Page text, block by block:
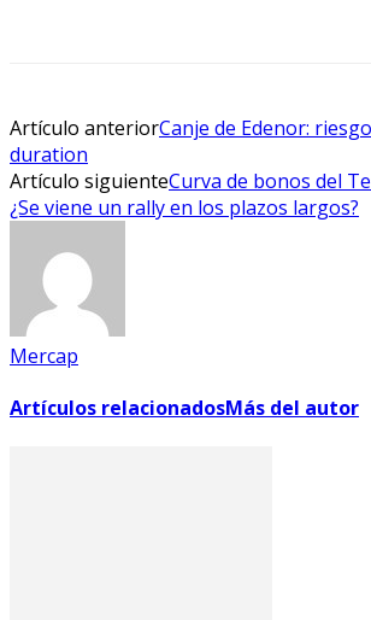
Artículo anteriorCanje de Edenor:
duration
Artículo siguienteCurva de bonos del
¿Se viene un rally en los plazos largos?
Mercap
Artículos relacionadosMás del autor